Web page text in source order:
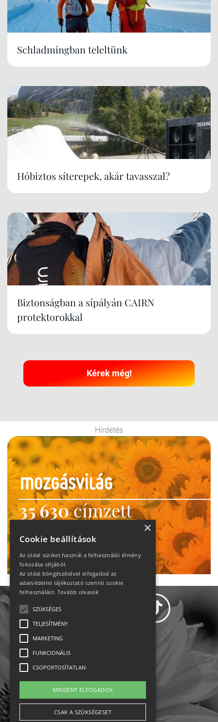
Schladmingban teleltünk
Hóbiztos síterepek, akár tavasszal?
Biztonságban a sípályán CAIRN
protektorokkal
Kérek még!
Hirdetés
35 630címzett
heti motiváció
Ne maradj le!
Állásajánlatok
Impresszum-kapcsolat
Jogi nyilatkozat
×
Cookie beállítások
Az oldal sütiket használ a felhasználói élmény
fokozása céljából.
Az oldal böngészésével elfogadod az
adatvédelmi tájékoztató szerinti cookie
felhasználást. Tovább olvasok
SZÜKSÉGES
TELJESÍTMÉNY
MARKETING
FUNKCIONÁLIS
CSOPORTOSÍTATLAN
MINDENT ELFOGADOK
CSAK A SZÜKSÉGESET